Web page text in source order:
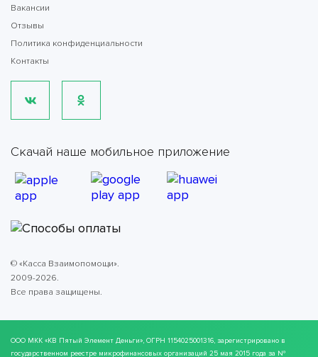
Вакансии
Отзывы
Политика конфиденциальности
Контакты
Скачай наше мобильное приложение
© «Касса Взаимопомощи».
2009-2026.
Все права защищены.
ООО МКК «КВ Пятый Элемент Деньги», ОГРН 1154025001316, зарегистрировано в
государственном реестре микрофинансовых организаций 25 мая 2015 года за №